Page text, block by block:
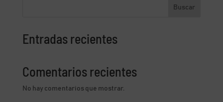
Buscar
Entradas recientes
Comentarios recientes
No hay comentarios que mostrar.